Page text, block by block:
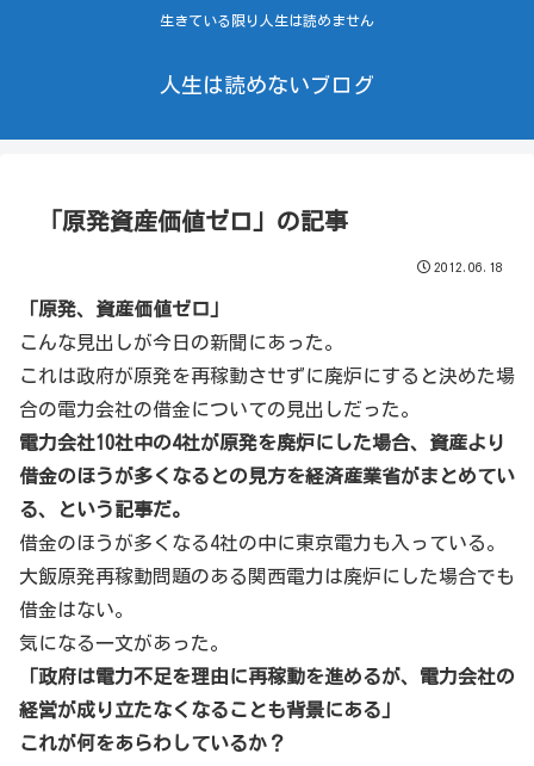
生きている限り人生は読めません
人生は読めないブログ
「原発資産価値ゼロ」の記事
2012.06.18
「原発、資産価値ゼロ」
こんな見出しが今日の新聞にあった。
これは政府が原発を再稼動させずに廃炉にすると決めた場
合の電力会社の借金についての見出しだった。
電力会社10社中の4社が原発を廃炉にした場合、資産より
借金のほうが多くなるとの見方を経済産業省がまとめてい
る、という記事だ。
借金のほうが多くなる4社の中に東京電力も入っている。
大飯原発再稼動問題のある関西電力は廃炉にした場合でも
借金はない。
気になる一文があった。
「政府は電力不足を理由に再稼動を進めるが、電力会社の
経営が成り立たなくなることも背景にある」
これが何をあらわしているか？